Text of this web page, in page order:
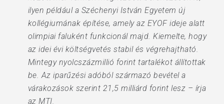
ilyen például a Széchenyi István Egyetem új
kollégiumának építése, amely az EYOF ideje alatt
olimpiai faluként funkcionál majd. Kiemelte, hogy
az idei évi költségvetés stabil és végrehajtható.
Mintegy nyolcszázmillió forint tartalékot állítottak
be. Az iparűzési adóból származó bevétel a
várakozások szerint 21,5 milliárd forint lesz – írja
az MTI.